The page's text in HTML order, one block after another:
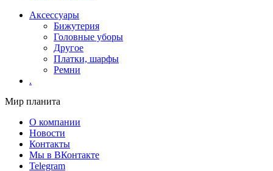
Аксессуары
Бижутерия
Головные уборы
Другое
Платки, шарфы
Ремни
.
Мир планита
О компании
Новости
Контакты
Мы в ВКонтакте
Telegram